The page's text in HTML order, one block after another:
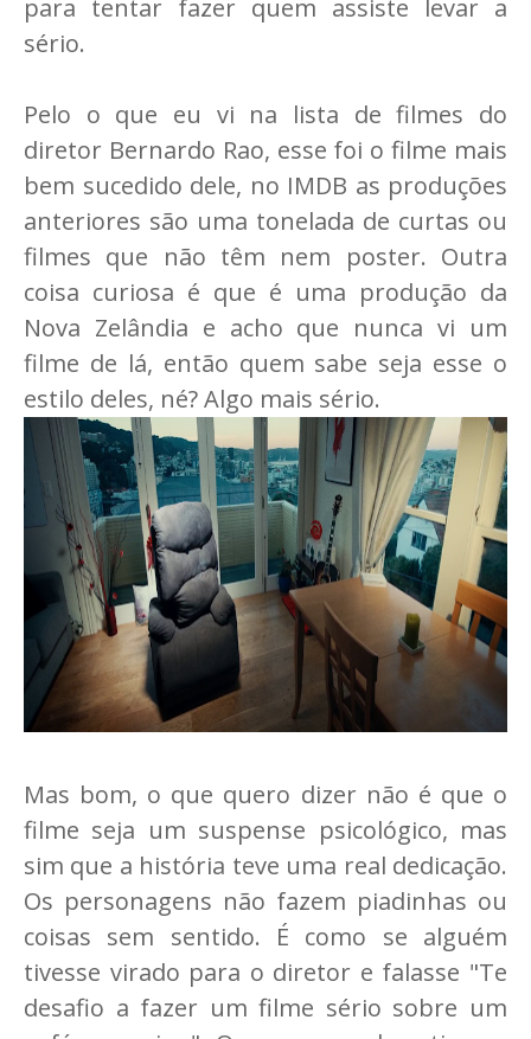
para tentar fazer quem assiste levar a
sério.
Pelo o que eu vi na lista de filmes do
diretor Bernardo Rao, esse foi o filme mais
bem sucedido dele, no IMDB as produções
anteriores são uma tonelada de curtas ou
filmes que não têm nem poster. Outra
coisa curiosa é que é uma produção da
Nova Zelândia e acho que nunca vi um
filme de lá, então quem sabe seja esse o
estilo deles, né? Algo mais sério.
Mas bom, o que quero dizer não é que o
filme seja um suspense psicológico, mas
sim que a história teve uma real dedicação.
Os personagens não fazem piadinhas ou
coisas sem sentido. É como se alguém
tivesse virado para o diretor e falasse "Te
desafio a fazer um filme sério sobre um